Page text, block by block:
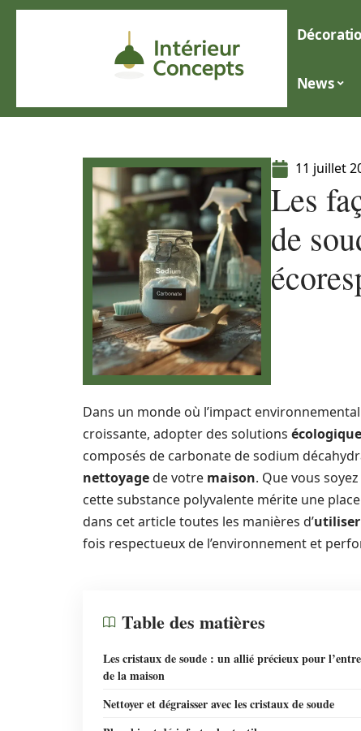
News
11 juillet
Les
de
Dans un monde où l’impact
croissante, adopter des solutions
composés de carbonate de sodium
nettoyagede votre maison. Que vous
cette substance polyvalente mérite une
dans cet article toutes les manières d’utiliser
fois respectueux de l’environnement et
Table des matières
Les cristaux de soude : un allié précieux pour
de la maison
Nettoyer et dégraisser avec les cristaux de soude